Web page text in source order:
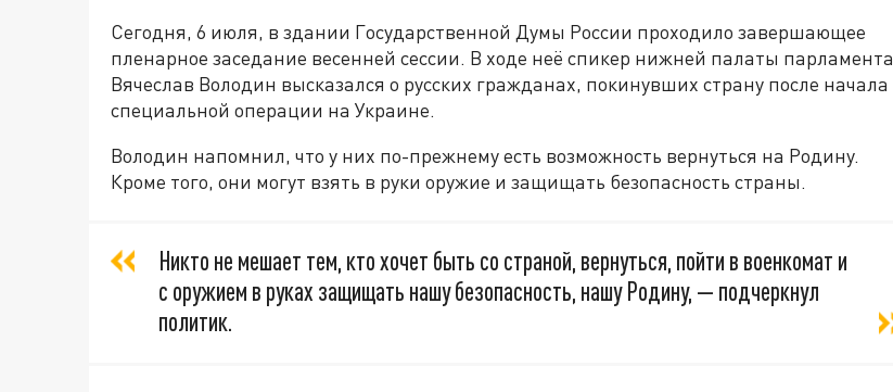
Сегодня, 6 июля, в здании Государственной Думы России проходило завершающее
пленарное заседание весенней сессии. В ходе неё спикер нижней палаты парламента
Вячеслав Володин высказался о русских гражданах, покинувших страну после начала
специальной операции на Украине.
Володин напомнил, что у них по-прежнему есть возможность вернуться на Родину.
Кроме того, они могут взять в руки оружие и защищать безопасность страны.
Никто не мешает тем, кто хочет быть со страной, вернуться, пойти в военкомат и
с оружием в руках защищать нашу безопасность, нашу Родину, — подчеркнул
политик.